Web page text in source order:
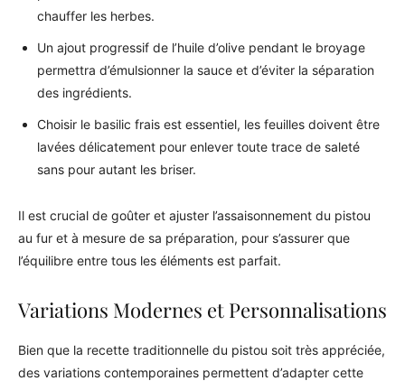
chauffer les herbes.
Un ajout progressif de l’huile d’olive pendant le broyage
permettra d’émulsionner la sauce et d’éviter la séparation
des ingrédients.
Choisir le basilic frais est essentiel, les feuilles doivent être
lavées délicatement pour enlever toute trace de saleté
sans pour autant les briser.
Il est crucial de goûter et ajuster l’assaisonnement du pistou
au fur et à mesure de sa préparation, pour s’assurer que
l’équilibre entre tous les éléments est parfait.
Variations Modernes et Personnalisations
Bien que la recette traditionnelle du pistou soit très appréciée,
des variations contemporaines permettent d’adapter cette